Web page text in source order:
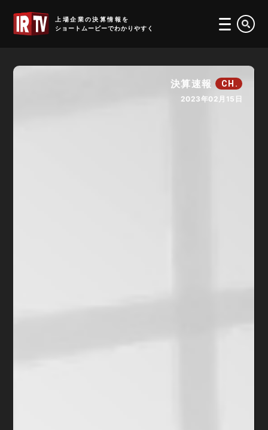
上場企業の決算情報を
ショートムービーでわかりやすく
決算速報 CH.
2023年02月15日